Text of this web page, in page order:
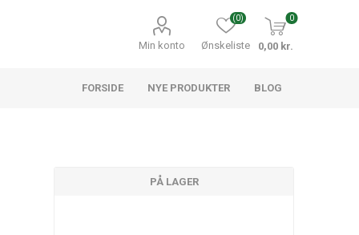
Min konto Ønskeliste
(0) 0
0,00 kr.
FORSIDE NYE PRODUKTER BLOG
PÅ LAGER